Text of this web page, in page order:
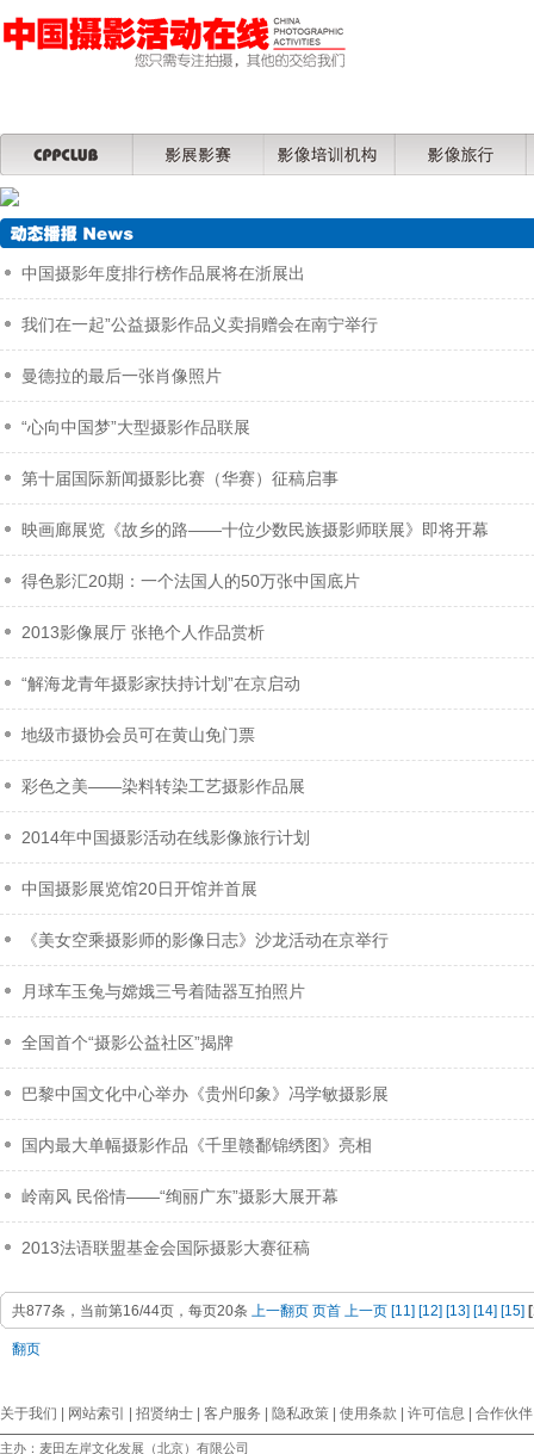
中国摄影年度排行榜作品展将在浙展出
我们在一起”公益摄影作品义卖捐赠会在南宁举行
曼德拉的最后一张肖像照片
“心向中国梦”大型摄影作品联展
第十届国际新闻摄影比赛（华赛）征稿启事
映画廊展览《故乡的路——十位少数民族摄影师联展》即将开幕
得色影汇20期：一个法国人的50万张中国底片
2013影像展厅 张艳个人作品赏析
“解海龙青年摄影家扶持计划”在京启动
地级市摄协会员可在黄山免门票
彩色之美——染料转染工艺摄影作品展
2014年中国摄影活动在线影像旅行计划
中国摄影展览馆20日开馆并首展
《美女空乘摄影师的影像日志》沙龙活动在京举行
月球车玉兔与嫦娥三号着陆器互拍照片
全国首个“摄影公益社区”揭牌
巴黎中国文化中心举办《贵州印象》冯学敏摄影展
国内最大单幅摄影作品《千里赣鄱锦绣图》亮相
岭南风 民俗情——“绚丽广东”摄影大展开幕
2013法语联盟基金会国际摄影大赛征稿
共877条，当前第16/44页，每页20条 上一翻页 页首 上一页 [11] [12] [13] [14] [15]
翻页
关于我们 | 网站索引 | 招贤纳士 | 客户服务 | 隐私政策 | 使用条款 | 许可信息 | 合作伙伴
主办：麦田左岸文化发展（北京）有限公司